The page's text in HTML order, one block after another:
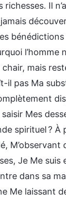
Il
jamais
l’homme
mais
il pas Ma
Mes
spirituel ? À
M’observant
Je Me suis
dans sa
Me laissant